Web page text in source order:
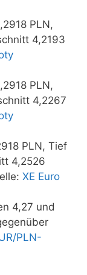
PLN,
4,2193
PLN,
4,2267
PLN, Tief
4,2526
XE Euro
4,27 und
PLN-